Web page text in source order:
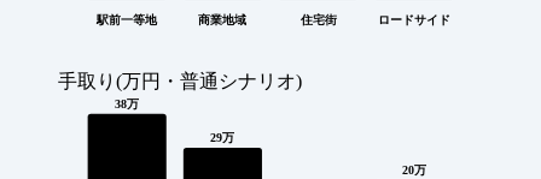
駅前一等地 商業地域 住宅街 ロードサイド
手取り(万円・普通シナリオ)
38万
29万
20万